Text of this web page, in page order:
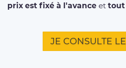
prix est fixé à l'avance et tout
JE CONSULTE